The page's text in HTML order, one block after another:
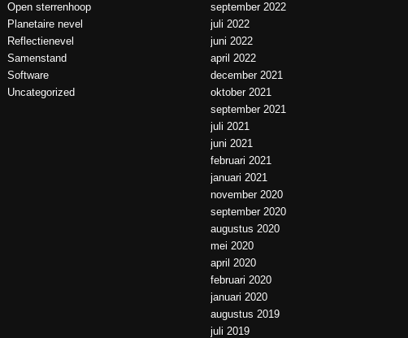
Open sterrenhoop
Planetaire nevel
Reflectienevel
Samenstand
Software
Uncategorized
september 2022
juli 2022
juni 2022
april 2022
december 2021
oktober 2021
september 2021
juli 2021
juni 2021
februari 2021
januari 2021
november 2020
september 2020
augustus 2020
mei 2020
april 2020
februari 2020
januari 2020
augustus 2019
juli 2019